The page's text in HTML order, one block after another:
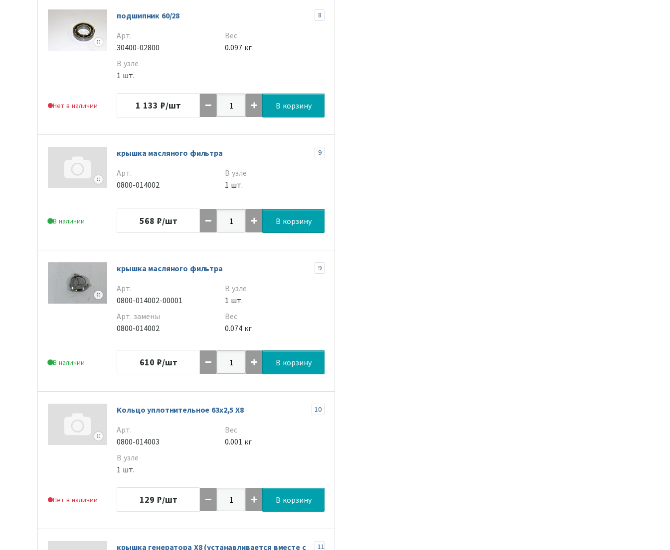
Нет в наличии
подшипник 60/28 8
Арт.
30400-02800
В узле
1 шт.
Вес
0.097 кг
1 133 ₽/шт В корзину
В наличии
крышка масляного фильтра 9
Арт.
0800-014002
В узле
1 шт.
568 ₽/шт В корзину
В наличии
крышка масляного фильтра 9
Арт.
0800-014002-00001
Арт. замены
0800-014002
В узле
1 шт.
Вес
0.074 кг
610 ₽/шт В корзину
Нет в наличии
Кольцо уплотнительное 63х2,5 Х8 10
Арт.
0800-014003
В узле
1 шт.
Вес
0.001 кг
129 ₽/шт В корзину
крышка генератора Х8 (устанавливается вместе с 11